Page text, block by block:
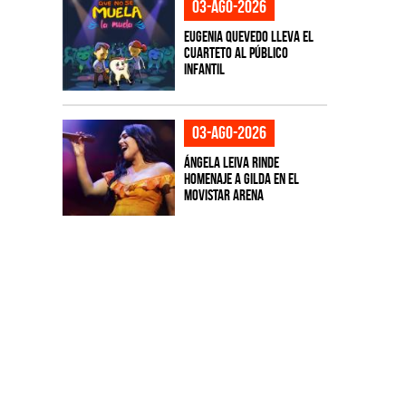
03-ago-2026
Eugenia Quevedo lleva el
cuarteto al público
infantil
03-ago-2026
Ángela Leiva rinde
homenaje a Gilda en el
Movistar Arena